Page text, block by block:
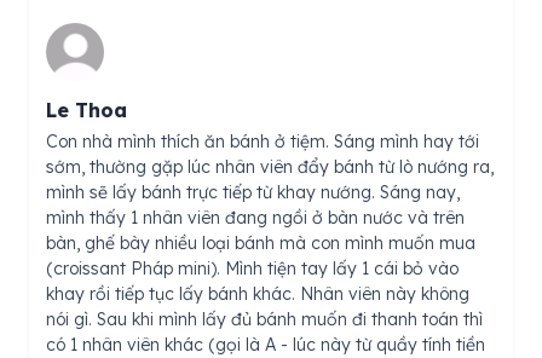
Le Thoa
Con nhà mình thích ăn bánh ở tiệm. Sáng mình hay tới
sớm, thường gặp lúc nhân viên đẩy bánh từ lò nướng ra,
mình sẽ lấy bánh trực tiếp từ khay nướng. Sáng nay,
mình thấy 1 nhân viên đang ngồi ở bàn nước và trên
bàn, ghế bày nhiều loại bánh mà con mình muốn mua
(croissant Pháp mini). Mình tiện tay lấy 1 cái bỏ vào
khay rồi tiếp tục lấy bánh khác. Nhân viên này không
nói gì. Sau khi mình lấy đủ bánh muốn đi thanh toán thì
có 1 nhân viên khác (gọi là A - lúc này từ quầy tính tiền